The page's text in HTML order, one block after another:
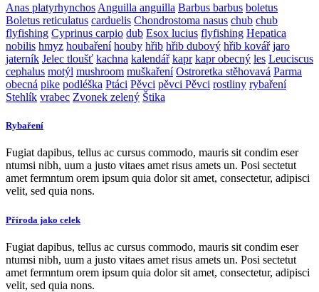
Anas platyrhynchos Anguilla anguilla Barbus barbus boletus
Boletus reticulatus carduelis Chondrostoma nasus chub chub
flyfishing Cyprinus carpio dub Esox lucius flyfishing Hepatica
nobilis hmyz houbaření houby hřib hřib dubový hřib kovář jaro
jaterník Jelec tloušť kachna kalendář kapr kapr obecný les Leuciscus
cephalus motýl mushroom muškaření Ostroretka stěhovavá Parma
obecná pike podléška Ptáci Pěvci pěvci Pěvci rostliny rybaření
Stehlík vrabec Zvonek zelený Štika
Rybaření
Fugiat dapibus, tellus ac cursus commodo, mauris sit condim eser
ntumsi nibh, uum a justo vitaes amet risus amets un. Posi sectetut
amet fermntum orem ipsum quia dolor sit amet, consectetur, adipisci
velit, sed quia nons.
Příroda jako celek
Fugiat dapibus, tellus ac cursus commodo, mauris sit condim eser
ntumsi nibh, uum a justo vitaes amet risus amets un. Posi sectetut
amet fermntum orem ipsum quia dolor sit amet, consectetur, adipisci
velit, sed quia nons.